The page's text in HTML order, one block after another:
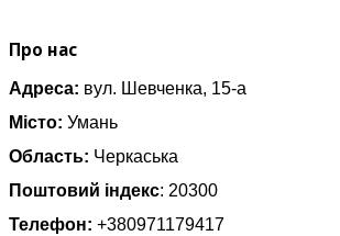
Про нас
Адреса: вул. Шевченка, 15-а
Місто: Умань
Область: Черкаська
Поштовий індекс: 20300
Телефон: +380971179417